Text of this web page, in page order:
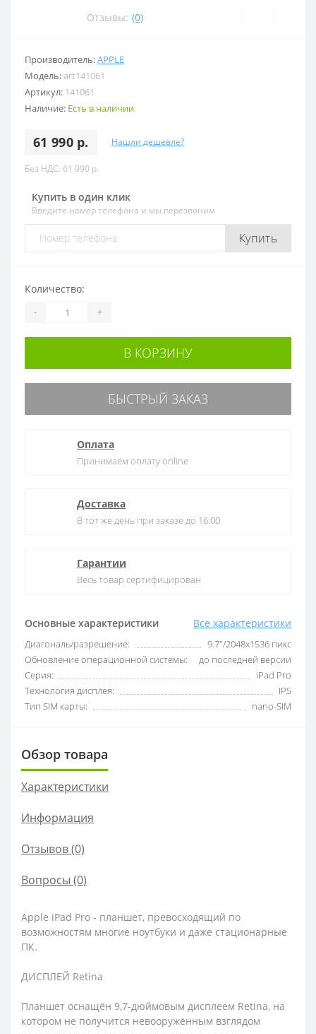
Отзывы: (0)
Производитель:APPLE
Модель: art141061
Артикул: 141061
Наличие: Есть в наличии
61 990 р. Нашли дешевле?
Без НДС: 61 990 р.
Купить в один клик
Введите номер телефона и мы перезвоним
Купить
Основные характеристики Все характеристики
Диагональ/разрешение:
9.7"/2048х1536 пикс
Обновление операционной системы:
до последней версии
Серия:
iPad Pro
Технология дисплея:
IPS
Тип SIM карты:
nano-SIM
Количество:
- +
В КОРЗИНУ
БЫСТРЫЙ ЗАКАЗ
Оплата
Принимаем оплату online
Доставка
В тот же день при заказе до 16:00
Гарантии
Весь товар сертифицирован
Обзор товара
Характеристики
Информация
Отзывов (0)
Вопросы (0)
Apple iPad Pro - планшет, превосходящий по
возможностям многие ноутбуки и даже стационарные
ПК.
ДИСПЛЕЙ Retina
Планшет оснащён 9,7-дюймовым дисплеем Retina, на
котором не получится невооружённым взглядом